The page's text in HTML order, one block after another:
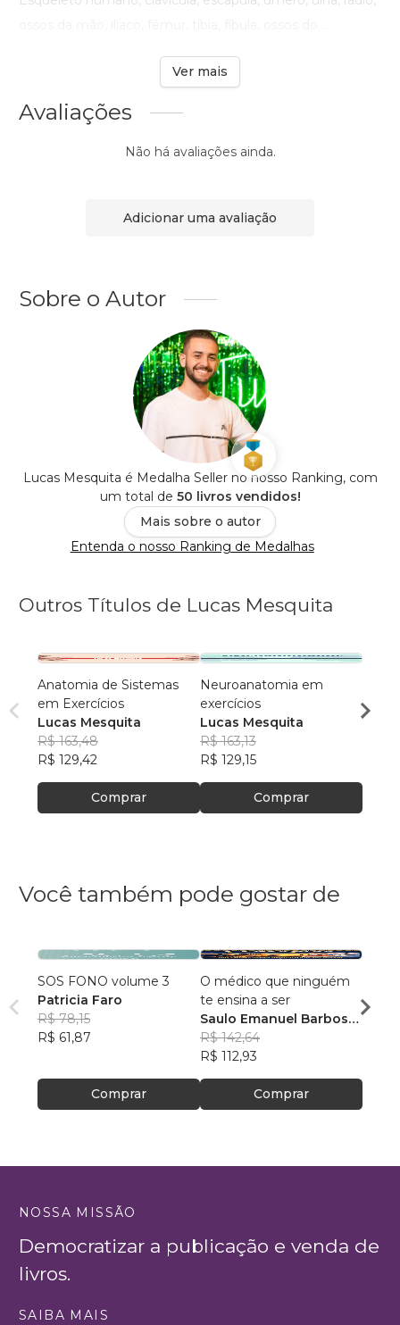
Ver mais
Avaliações
Não há avaliações ainda.
Adicionar uma avaliação
Sobre o Autor
Lucas Mesquita é Medalha Seller no nosso Ranking, com
um total de 50 livros vendidos!
Mais sobre o autor
Entenda o nosso Ranking de Medalhas
Outros Títulos de Lucas Mesquita
Anatomia de Sistemas
em Exercícios
Lucas Mesquita
R$ 163,48
R$ 129,42
Comprar
Neuroanatomia em
exercícios
Lucas Mesquita
R$ 163,13
R$ 129,15
Comprar
Você também pode gostar de
SOS FONO volume 3
Patricia Faro
R$ 78,15
R$ 61,87
Comprar
O médico que ninguém
te ensina a ser
Saulo Emanuel Barbosa
Oliveira
R$ 142,64
R$ 112,93
Comprar
como
Altair
NOSSA MISSÃO
Democratizar a publicação e venda de
livros.
SAIBA MAIS